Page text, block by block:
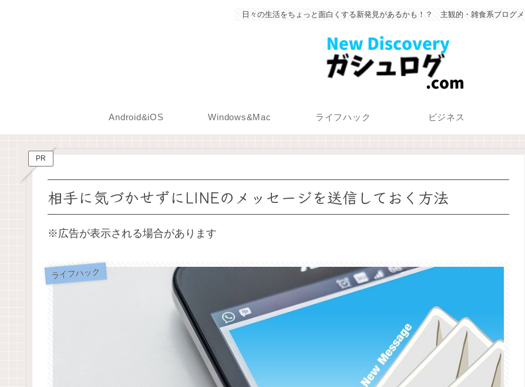
日々の生活をちょっと面白くする新発見があるかも！？ 主観的・雑食系ブログ
Android&iOS Windows&Mac ライフハック ビジネス
PR
相手に気づかせずにLINEのメッセージを送信しておく方法
※広告が表示される場合があります
ライフハック